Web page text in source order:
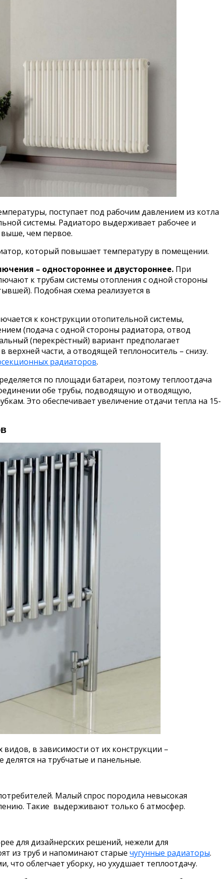
поступает под рабочим давлением из котла
системы. Радиаторо выдерживает рабочее и
чем первое.
который повышает температуру в помещении.
– одностороннее и двустороннее. При
к трубам системы отопления с одной стороны
Подобная схема реализуется в
к конструкции отопительной системы,
(подача с одной стороны радиатора, отвод
(перекрёстный) вариант предполагает
части, а отводящей теплоноситель – снизу.
радиаторов.
по площади батареи, поэтому теплоотдача
обе трубы, подводящую и отводящую,
Это обеспечивает увеличение отдачи тепла на 15-
в зависимости от их конструкции –
на трубчатые и панельные.
Малый спрос породила невысокая
Такие выдерживают только 6 атмосфер.
для дизайнерских решений, нежели для
из труб и напоминают старые чугунные радиаторы.
что облегчает уборку, но ухудшает теплоотдачу.